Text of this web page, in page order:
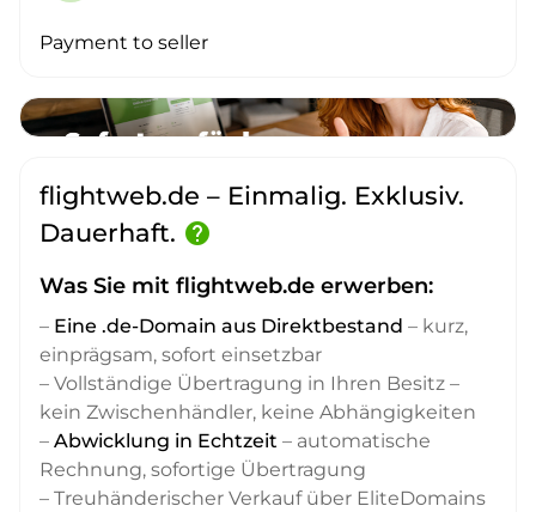
Payment to seller
flightweb.de – Einmalig. Exklusiv.
Dauerhaft. help
Was Sie mit flightweb.de erwerben:
– Eine .de-Domain aus Direktbestand – kurz,
einprägsam, sofort einsetzbar
– Vollständige Übertragung in Ihren Besitz –
kein Zwischenhändler, keine Abhängigkeiten
– Abwicklung in Echtzeit – automatische
Rechnung, sofortige Übertragung
– Treuhänderischer Verkauf über EliteDomains